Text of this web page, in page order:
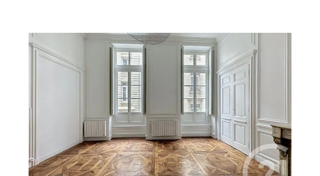
LYON 69002
40,12 m
, 1 pièce
Appartement F1 à vendre
295 000 €
Un appartement de caractère sur la Presqu'Ile